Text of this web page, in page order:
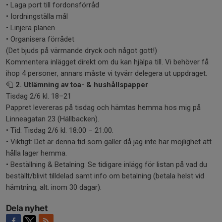
• Laga port till fordonsförråd
• Iordningställa mål
• Linjera planen
• Organisera förrådet
(Det bjuds på värmande dryck och något gott!)
Kommentera inlägget direkt om du kan hjälpa till. Vi behöver få
ihop 4 personer, annars måste vi tyvärr delegera ut uppdraget.
🧻 2. Utlämning av toa- & hushållspapper
Tisdag 2/6 kl. 18–21
Pappret levereras på tisdag och hämtas hemma hos mig på
Linneagatan 23 (Hällbacken).
• Tid: Tisdag 2/6 kl. 18:00 – 21:00.
• Viktigt: Det är denna tid som gäller då jag inte har möjlighet att
hålla lager hemma.
• Beställning & Betalning: Se tidigare inlägg för listan på vad du
beställt/blivit tilldelad samt info om betalning (betala helst vid
hämtning, alt. inom 30 dagar).
Dela nyhet